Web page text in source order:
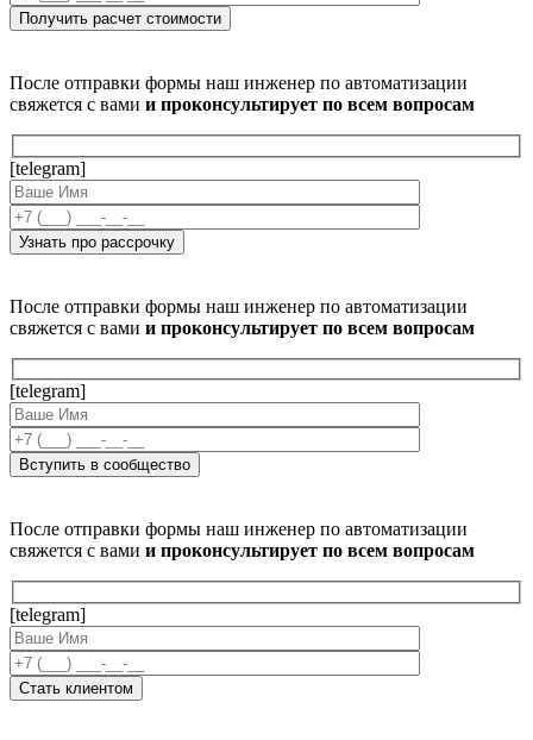
После отправки формы наш инженер по автоматизации
свяжется с вами и проконсультирует по всем вопросам
[telegram]
После отправки формы наш инженер по автоматизации
свяжется с вами и проконсультирует по всем вопросам
[telegram]
После отправки формы наш инженер по автоматизации
свяжется с вами и проконсультирует по всем вопросам
[telegram]